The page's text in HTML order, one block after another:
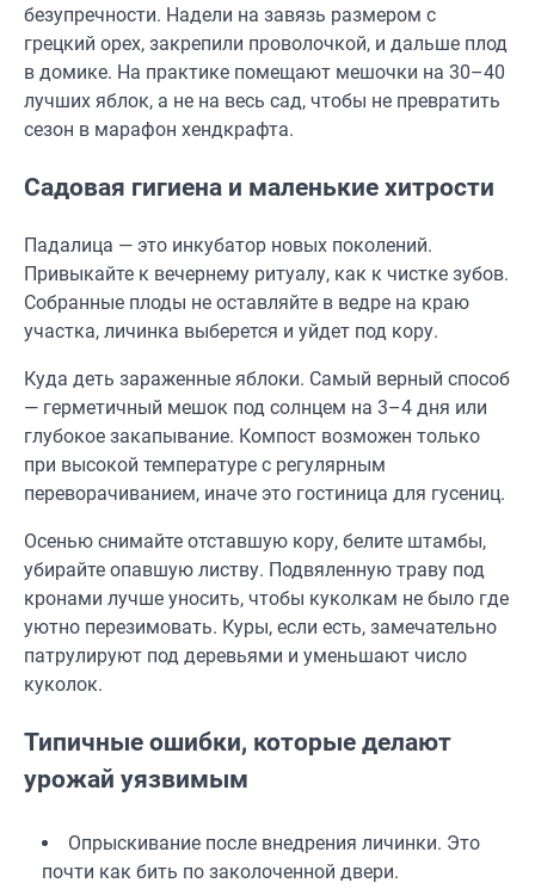
безупречности. Надели на завязь размером с
грецкий орех, закрепили проволочкой, и дальше плод
в домике. На практике помещают мешочки на 30–40
лучших яблок, а не на весь сад, чтобы не превратить
сезон в марафон хендкрафта.
Садовая гигиена и маленькие хитрости
Падалица — это инкубатор новых поколений.
Привыкайте к вечернему ритуалу, как к чистке зубов.
Собранные плоды не оставляйте в ведре на краю
участка, личинка выберется и уйдет под кору.
Куда деть зараженные яблоки. Самый верный способ
— герметичный мешок под солнцем на 3–4 дня или
глубокое закапывание. Компост возможен только
при высокой температуре с регулярным
переворачиванием, иначе это гостиница для гусениц.
Осенью снимайте отставшую кору, белите штамбы,
убирайте опавшую листву. Подвяленную траву под
кронами лучше уносить, чтобы куколкам не было где
уютно перезимовать. Куры, если есть, замечательно
патрулируют под деревьями и уменьшают число
куколок.
Типичные ошибки, которые делают
урожай уязвимым
Опрыскивание после внедрения личинки. Это
почти как бить по заколоченной двери.